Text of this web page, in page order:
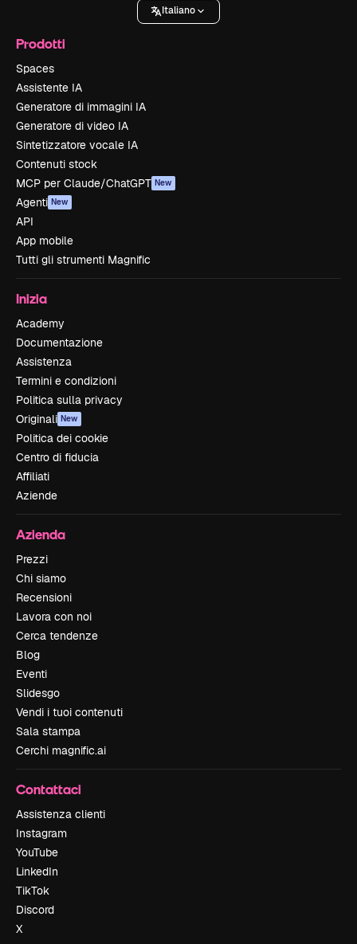
Italiano
Prodotti
Spaces
Assistente IA
Generatore di immagini IA
Generatore di video IA
Sintetizzatore vocale IA
Contenuti stock
MCP per Claude/ChatGPT New
Agenti New
API
App mobile
Tutti gli strumenti Magnific
Inizia
Academy
Documentazione
Assistenza
Termini e condizioni
Politica sulla privacy
Originali New
Politica dei cookie
Centro di fiducia
Affiliati
Aziende
Azienda
Prezzi
Chi siamo
Recensioni
Lavora con noi
Cerca tendenze
Blog
Eventi
Slidesgo
Vendi i tuoi contenuti
Sala stampa
Cerchi magnific.ai
Contattaci
Assistenza clienti
Instagram
YouTube
LinkedIn
TikTok
Discord
X